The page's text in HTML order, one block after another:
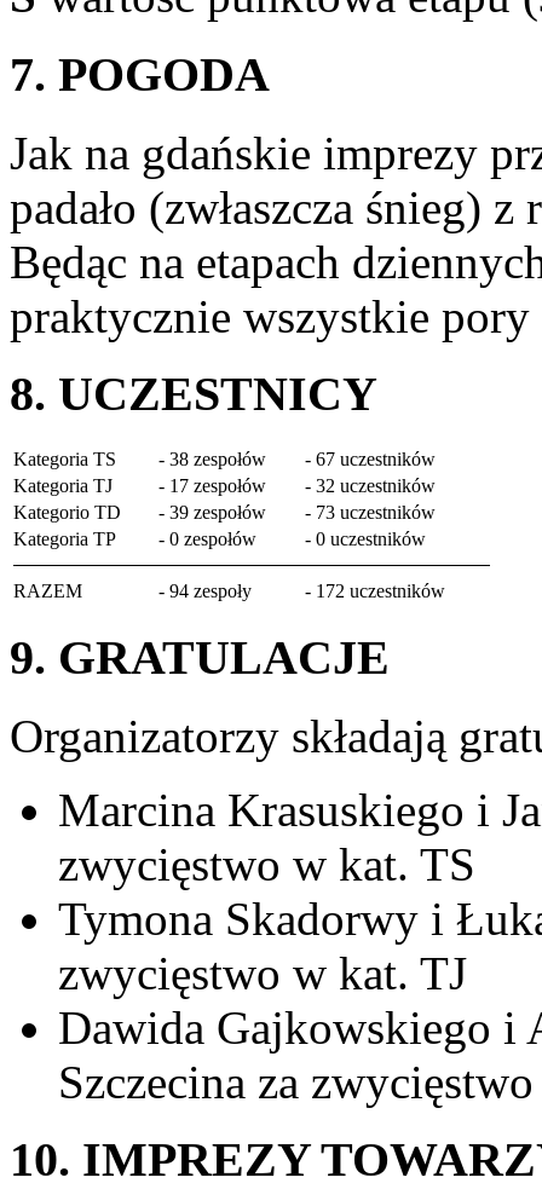
7. POGODA
Jak na gdańskie imprezy
padało (zwłaszcza śnieg)
Będąc na etapach
praktycznie wszystkie
8. UCZESTNICY
Kategoria TS - 38 zespołów
- 67 uczestników
Kategoria TJ
- 17 zespołów
- 32 uczestników
Kategorio TD
- 39 zespołów
- 73 uczestników
Kategoria TP
- 0 zespołów - 0 uczestników
RAZEM - 94 zespoły - 172 uczestników
9. GRATULACJE
Organizatorzy składają
Marcina Krasuskiego i
zwycięstwo w kat. TS
Tymona Skadorwy i
zwycięstwo w kat. TJ
Dawida Gajkowskiego i
Szczecina za
10. IMPREZY